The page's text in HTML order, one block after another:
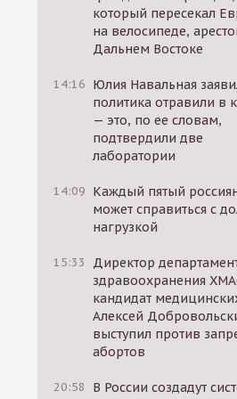
который пересекал
на велосипеде,
Дальнем Востоке
14:16 Юлия Навальная
политика отравили в
— это, по ее словам,
подтвердили две
лаборатории
14:09 Каждый пятый
может справиться с
нагрузкой
15:33
Директор
здравоохранения
кандидат
Алексей
выступил против
абортов
20:58
В России создадут